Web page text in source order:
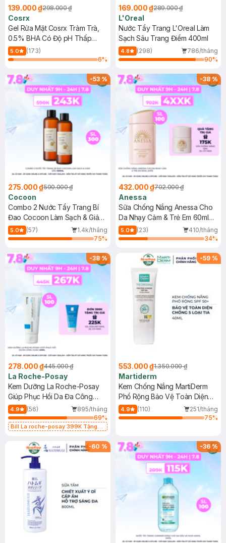
139.000 ₫298.000 ₫
Cosrx
Gel Rửa Mặt Cosrx Tràm Trà,
0.5% BHA Có Độ pH Thấp
150ml
5.0
(173)
6%
169.000 ₫289.000 ₫
L'Oreal
Nước Tẩy Trang L'Oreal Làm
Sạch Sâu Trang Điểm 400ml
4.8 (298)
786/tháng
90%
-53%
275.000 ₫590.000 ₫
Cocoon
Combo 2 Nước Tẩy Trang Bí
Đao Cocoon Làm Sạch & Giảm
Dầu 500ml
5.0 (57)
1.4k/tháng
75%
-38%
432.000 ₫702.000 ₫
Anessa
Sữa Chống Nắng Anessa Cho
Da Nhạy Cảm & Trẻ Em 60ml
(Mới)
5.0 (23)
410/tháng
34%
-38%
278.000 ₫445.000 ₫
La Roche-Posay
Kem Dưỡng La Roche-Posay
Giúp Phục Hồi Da Đa Công
Dụng 40ml
4.9 (56)
895/tháng
69%
Bill La roche-posay 399K Tặng
(SL có hạn)
-59 %
553.000 ₫1.350.000 ₫
Martiderm
Kem Chống Nắng MartiDerm
Phổ Rộng Bảo Vệ Toàn Diện
40ml
4.9 (110)
251/tháng
75%
-60 % -36%